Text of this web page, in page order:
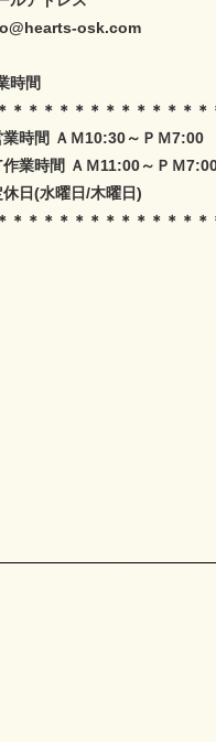
osk.com
時間
＊＊＊＊＊＊＊＊＊＊＊＊＊
業時間 ＡＭ10:30～ＰＭ
作業時間 ＡＭ11:00～ＰＭ
休日(水曜日/木曜日)
＊＊＊＊＊＊＊＊＊＊＊＊＊